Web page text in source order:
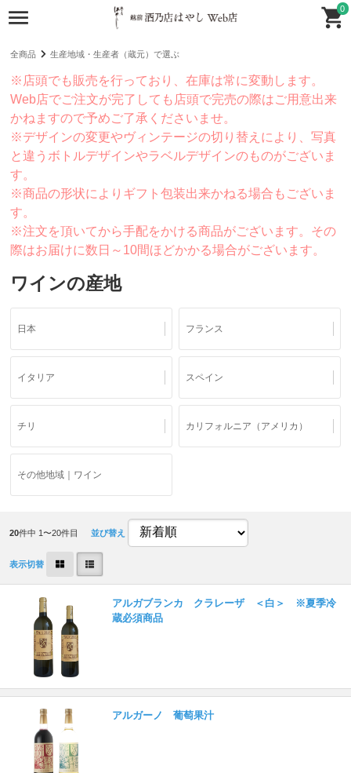
0
全商品 生産地域・生産者（蔵元）で選ぶ
※店頭でも販売を行っており、在庫は常に変動します。
Web店でご注文が完了しても店頭で完売の際はご用意出来
かねますので予めご了承くださいませ。
※デザインの変更やヴィンテージの切り替えにより、写真
と違うボトルデザインやラベルデザインのものがございま
す。
※商品の形状によりギフト包装出来かねる場合もございま
す。
※注文を頂いてから手配をかける商品がございます。その
際はお届けに数日～10間ほどかかる場合がございます。
ワインの産地
日本 フランス
イタリア スペイン
チリ カリフォルニア（アメリカ）
その他地域｜ワイン
20件中 1〜20件目 並び替え
表示切替
アルガブランカ クラレーザ ＜白＞ ※夏季冷
蔵必須商品
アルガーノ 葡萄果汁